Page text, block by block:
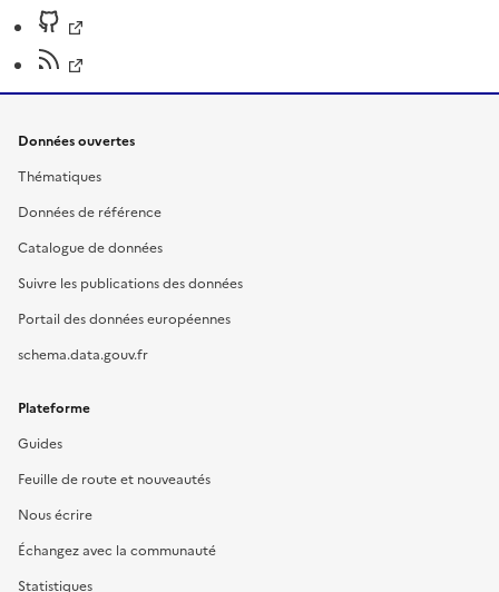
Données ouvertes
Thématiques
Données de référence
Catalogue de données
Suivre les publications des données
Portail des données européennes
schema.data.gouv.fr
Plateforme
Guides
Feuille de route et nouveautés
Nous écrire
Échangez avec la communauté
Statistiques